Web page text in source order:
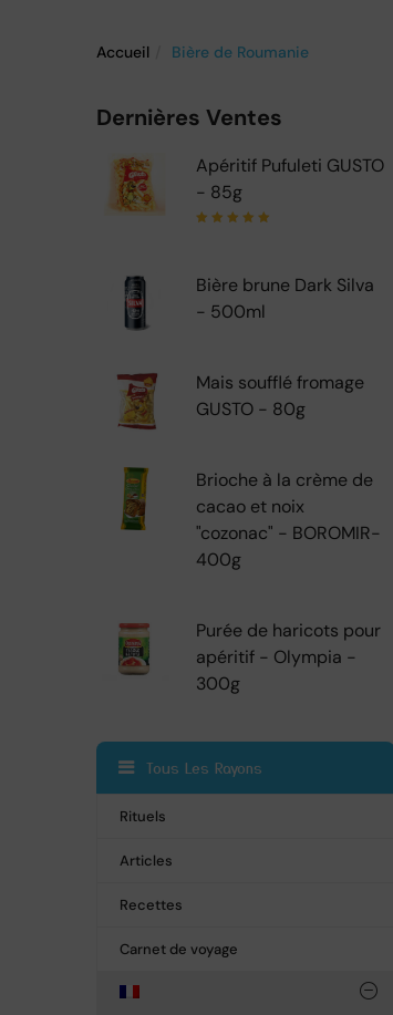
Accueil Bière de Roumanie
Dernières Ventes
Apéritif Pufuleti GUSTO
- 85g
Bière brune Dark Silva
- 500ml
Mais soufflé fromage
GUSTO - 80g
Brioche à la crème de
cacao et noix
"cozonac" - BOROMIR-
400g
Purée de haricots pour
apéritif - Olympia -
300g
Tous Les Rayons
Rituels
Articles
Recettes
Carnet de voyage